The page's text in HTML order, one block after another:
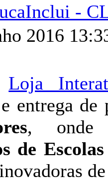
-
2016
Loja
entrega
, onde
de